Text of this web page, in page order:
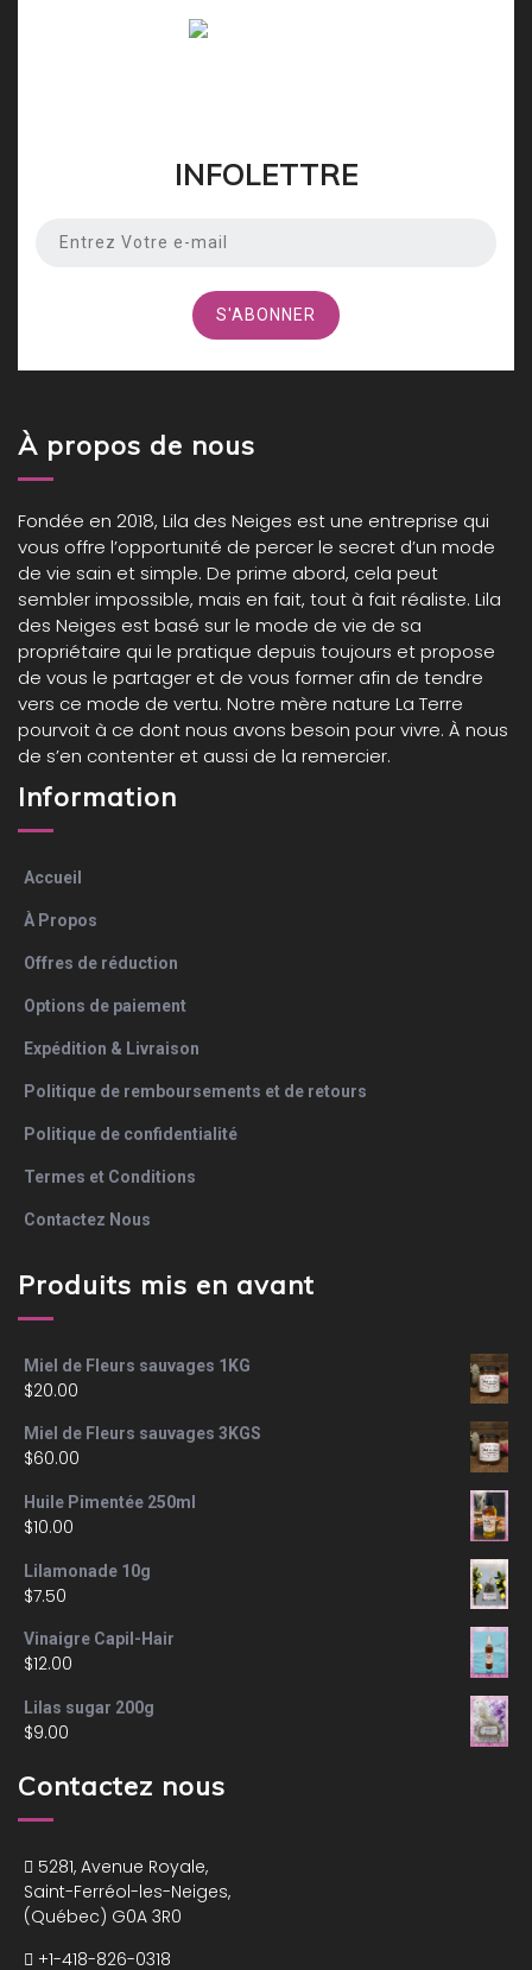
INFOLETTRE
À propos de nous
Fondée en 2018, Lila des Neiges est une entreprise qui
vous offre l’opportunité de percer le secret d’un mode
de vie sain et simple. De prime abord, cela peut
sembler impossible, mais en fait, tout à fait réaliste. Lila
des Neiges est basé sur le mode de vie de sa
propriétaire qui le pratique depuis toujours et propose
de vous le partager et de vous former afin de tendre
vers ce mode de vertu. Notre mère nature La Terre
pourvoit à ce dont nous avons besoin pour vivre. À nous
de s’en contenter et aussi de la remercier.
Information
Accueil
À Propos
Offres de réduction
Options de paiement
Expédition & Livraison
Politique de remboursements et de retours
Politique de confidentialité
Termes et Conditions
Contactez Nous
Produits mis en avant
Miel de Fleurs sauvages 1KG
$20.00
Miel de Fleurs sauvages 3KGS
$60.00
Huile Pimentée 250ml
$10.00
Lilamonade 10g
$7.50
Vinaigre Capil-Hair
$12.00
Lilas sugar 200g
$9.00
Contactez nous
5281, Avenue Royale,
Saint-Ferréol-les-Neiges,
(Québec) G0A 3R0
+1-418-826-0318